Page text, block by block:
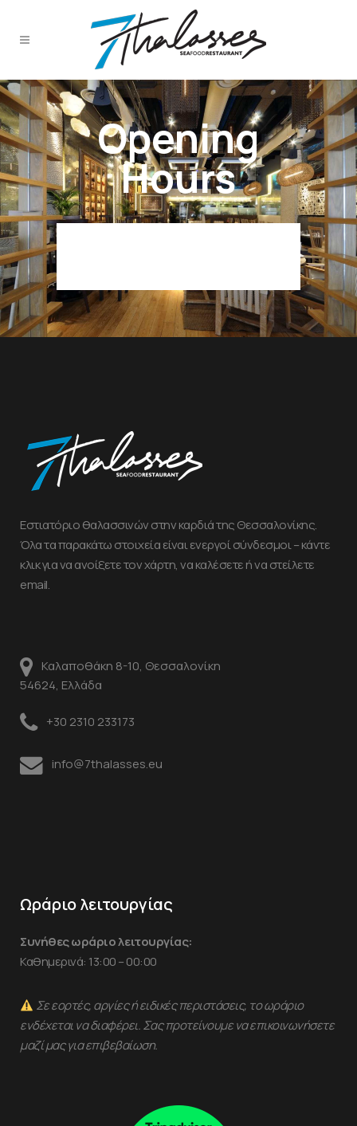
Opening
Hours
Εστιατόριο θαλασσινών στην καρδιά της Θεσσαλονίκης.
Όλα τα παρακάτω στοιχεία είναι ενεργοί σύνδεσμοι – κάντε
κλικ για να ανοίξετε τον χάρτη, να καλέσετε ή να στείλετε
email.
Καλαποθάκη 8-10, Θεσσαλονίκη
54624, Ελλάδα
+30 2310 233173
info@7thalasses.eu
Ωράριο λειτουργίας
Συνήθες ωράριο λειτουργίας:
Καθημερινά: 13:00 – 00:00
Σε εορτές, αργίες ή ειδικές περιστάσεις, το ωράριο
ενδέχεται να διαφέρει. Σας προτείνουμε να επικοινωνήσετε
μαζί μας για επιβεβαίωση.